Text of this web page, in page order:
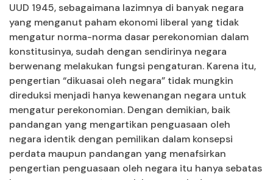
UUD 1945, sebagaimana lazimnya di banyak negara
yang menganut paham ekonomi liberal yang tidak
mengatur norma-norma dasar perekonomian dalam
konstitusinya, sudah dengan sendirinya negara
berwenang melakukan fungsi pengaturan. Karena itu,
pengertian “dikuasai oleh negara” tidak mungkin
direduksi menjadi hanya kewenangan negara untuk
mengatur perekonomian. Dengan demikian, baik
pandangan yang mengartikan penguasaan oleh
negara identik dengan pemilikan dalam konsepsi
perdata maupun pandangan yang menafsirkan
pengertian penguasaan oleh negara itu hanya sebatas